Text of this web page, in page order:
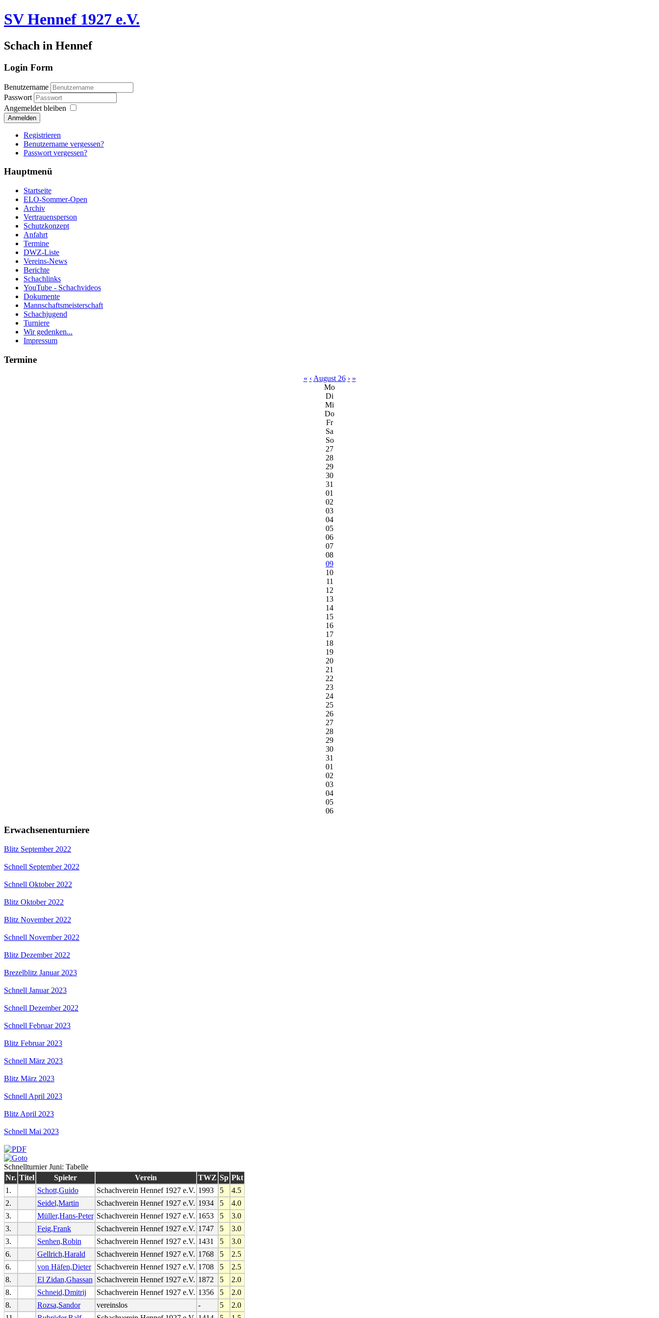
SV Hennef 1927 e.V.
Schach in Hennef
Login Form
Benutzername
Passwort
Angemeldet bleiben
Anmelden
Registrieren
Benutzername vergessen?
Passwort vergessen?
Hauptmenü
Startseite
ELO-Sommer-Open
Archiv
Vertrauensperson
Schutzkonzept
Anfahrt
Termine
DWZ-Liste
Vereins-News
Berichte
Schachlinks
YouTube - Schachvideos
Dokumente
Mannschaftsmeisterschaft
Schachjugend
Turniere
Wir gedenken...
Impressum
Termine
« ‹ August 26 › »
Mo
Di
Mi
Do
Fr
Sa
So
27
28
29
30
31
01
02
03
04
05
06
07
08
09
10
11
12
13
14
15
16
17
18
19
20
21
22
23
24
25
26
27
28
29
30
31
01
02
03
04
05
06
Erwachsenenturniere
Blitz September 2022
Schnell September 2022
Schnell Oktober 2022
Blitz Oktober 2022
Blitz November 2022
Schnell November 2022
Blitz Dezember 2022
Brezelblitz Januar 2023
Schnell Januar 2023
Schnell Dezember 2022
Schnell Februar 2023
Blitz Februar 2023
Schnell März 2023
Blitz März 2023
Schnell April 2023
Blitz April 2023
Schnell Mai 2023
Schnellturnier Juni: Tabelle
Nr. Titel Spieler Verein TWZ Sp Pkt
1.
Schott,Guido Schachverein Hennef 1927 e.V. 1993 5
4.5
2.
Seidel,Martin Schachverein Hennef 1927 e.V. 1934 5
4.0
3.
Müller,Hans-Peter Schachverein Hennef 1927 e.V. 1653 5
3.0
3.
Feig,Frank Schachverein Hennef 1927 e.V. 1747 5
3.0
3.
Senhen,Robin Schachverein Hennef 1927 e.V. 1431 5
3.0
6.
Gellrich,Harald Schachverein Hennef 1927 e.V. 1768 5
2.5
6.
von Häfen,Dieter Schachverein Hennef 1927 e.V. 1708 5
2.5
8.
El Zidan,Ghassan Schachverein Hennef 1927 e.V. 1872 5
2.0
8.
Schneid,Dmitrij Schachverein Hennef 1927 e.V. 1356 5
2.0
8.
Rozsa,Sandor vereinslos - 5
2.0